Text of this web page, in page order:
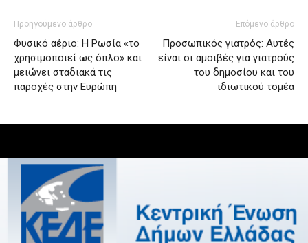
Προηγούμενο άρθρο
Φυσικό αέριο: Η Ρωσία «το
χρησιμοποιεί ως όπλο» και
μειώνει σταδιακά τις
παροχές στην Ευρώπη
Επόμενο άρθρο
Προσωπικός γιατρός: Αυτές
είναι οι αμοιβές για γιατρούς
του δημοσίου και του
ιδιωτικού τομέα